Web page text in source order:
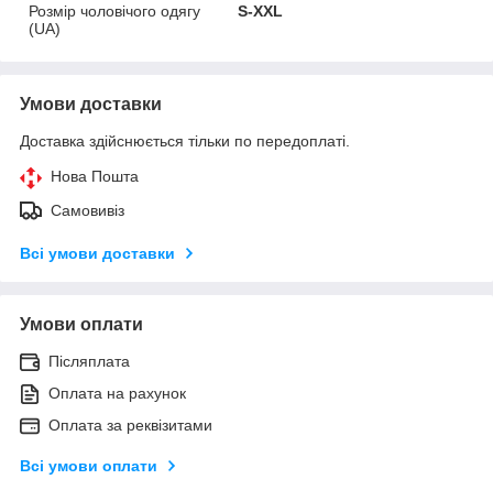
Розмір чоловічого одягу
(UA)
S-XXL
Умови доставки
Доставка здійснюється тільки по передоплаті.
Нова Пошта
Самовивіз
Всі умови доставки
Умови оплати
Післяплата
Оплата на рахунок
Оплата за реквізитами
Всі умови оплати